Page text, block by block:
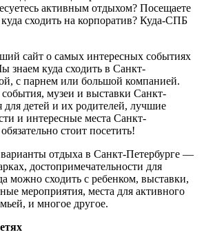
активным отдыхом? Посещаете
сходить на корпоратив? Куда-СПБ
сайт о самых интересных событиях
знаем куда сходить в Санкт-
с парнем или большой компанией.
музеи и выставки Санкт-
детей и их родителей, лучшие
и интересные места Санкт-
стоит посетить!
отдыха в Санкт-Петербурге —
достопримечательности для
можно сходить с ребенком, выставки,
мероприятия, места для активного
и многое другое.